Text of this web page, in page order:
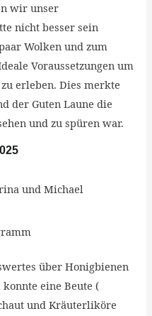
wir unser
nicht besser sein
Wolken und zum
Voraussetzungen um
erleben. Dies merkte
der Guten Laune die
und zu spüren war.
und Michael
über Honigbienen
eine Beute (
und Kräuterliköre